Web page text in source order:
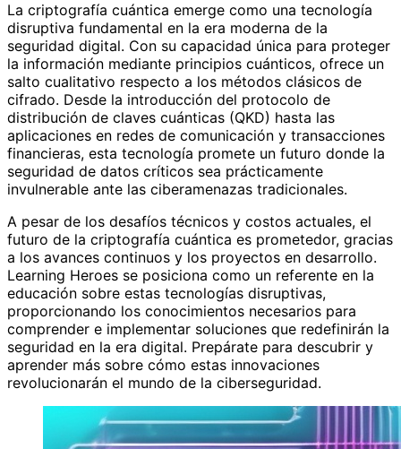
La criptografía cuántica emerge como una tecnología
disruptiva fundamental en la era moderna de la
seguridad digital. Con su capacidad única para proteger
la información mediante principios cuánticos, ofrece un
salto cualitativo respecto a los métodos clásicos de
cifrado. Desde la introducción del protocolo de
distribución de claves cuánticas (QKD) hasta las
aplicaciones en redes de comunicación y transacciones
financieras, esta tecnología promete un futuro donde la
seguridad de datos críticos sea prácticamente
invulnerable ante las ciberamenazas tradicionales.
A pesar de los desafíos técnicos y costos actuales, el
futuro de la criptografía cuántica es prometedor, gracias
a los avances continuos y los proyectos en desarrollo.
Learning Heroes se posiciona como un referente en la
educación sobre estas tecnologías disruptivas,
proporcionando los conocimientos necesarios para
comprender e implementar soluciones que redefinirán la
seguridad en la era digital. Prepárate para descubrir y
aprender más sobre cómo estas innovaciones
revolucionarán el mundo de la ciberseguridad.